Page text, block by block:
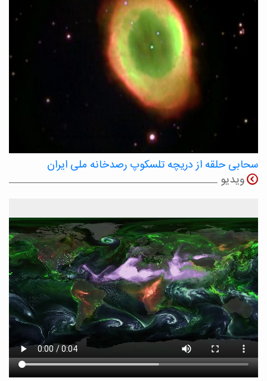
سحابی حلقه از دریچه تلسکوپ رصدخانه ملی ایران
ویدیو